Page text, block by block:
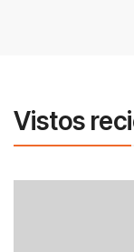
Vistos